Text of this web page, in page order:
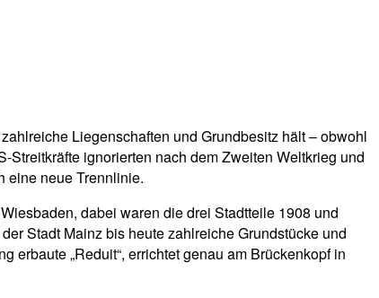
Liegenschaften und Grundbesitz hält – obwohl
ignorierten nach dem Zweiten Weltkrieg und
eine neue Trennlinie.
dabei waren die drei Stadtteile 1908 und
Stadt Mainz bis heute zahlreiche Grundstücke und
erbaute „Reduit“, errichtet genau am Brückenkopf in